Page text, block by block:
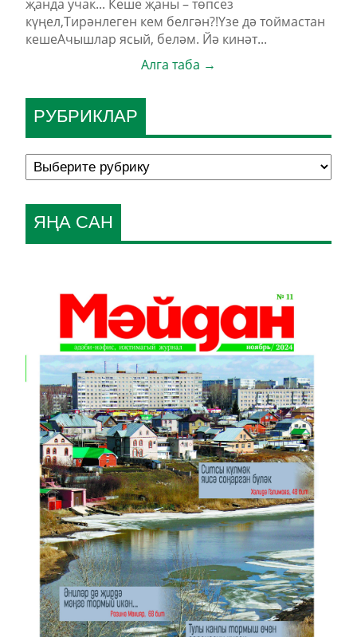
җанда учак... Кеше җаны – төпсез
күңел,Тирәнлеген кем белгән?!Үзе дә тоймастан
кешеАчышлар ясый, беләм. Йә кинәт...
Алга таба →
РУБРИКЛАР
ЯҢА САН